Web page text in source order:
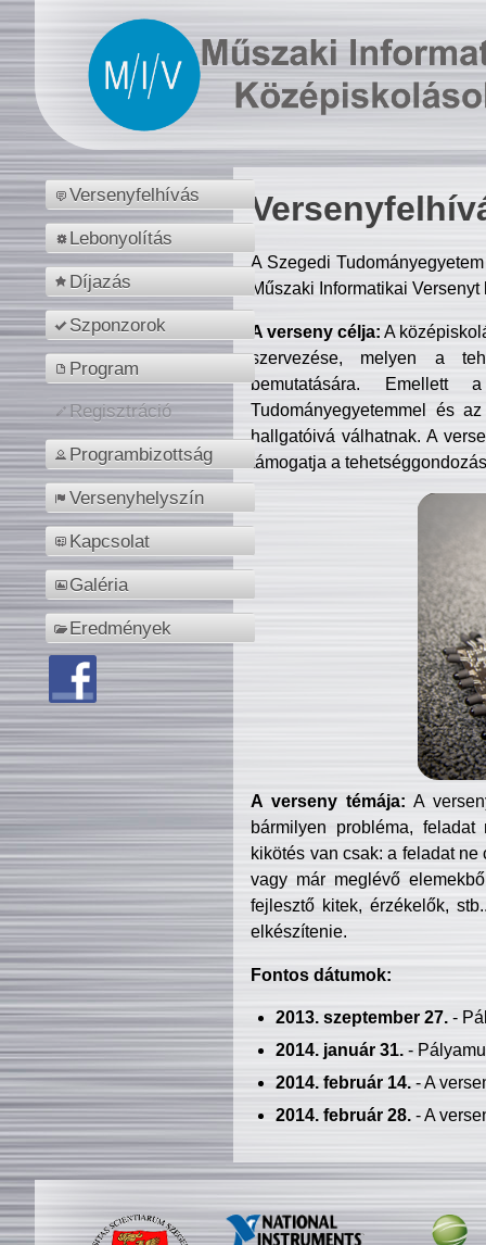
Versenyfelhívás
Lebonyolítás
Díjazás
Szponzorok
Program
Regisztráció
Programbizottság
Versenyhelyszín
Kapcsolat
Galéria
Eredmények
A Szegedi
Műszaki Informatikai
A verseny célja: A
szervezése, melyen a
bemutatására. Emellett
Tudományegyetemmel és
hallgatóivá válhatnak. A
támogatja a
A verseny témája: A
bármilyen probléma, feladat
kikötés van csak: a feladat
vagy már meglévő
fejlesztő kitek, érzékelők,
elkészítenie.
Fontos dátumok:
2013. szeptember 27.-
2014. január 31.-
2014. február 14.- A
2014. február 28.- A